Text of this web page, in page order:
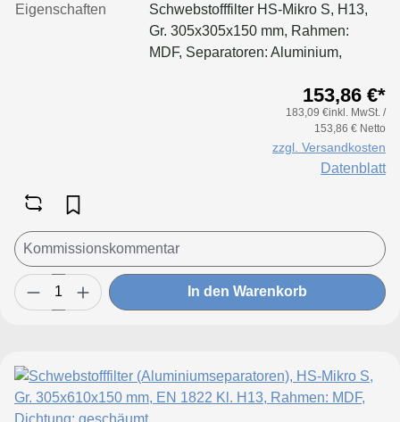
Eigenschaften
Schwebstofffilter HS-Mikro S, H13,
Gr. 305x305x150 mm, Rahmen:
MDF, Separatoren: Aluminium,
153,86 €*
183,09 €inkl. MwSt. /
153,86 € Netto
zzgl. Versandkosten
Datenblatt
In den Warenkorb